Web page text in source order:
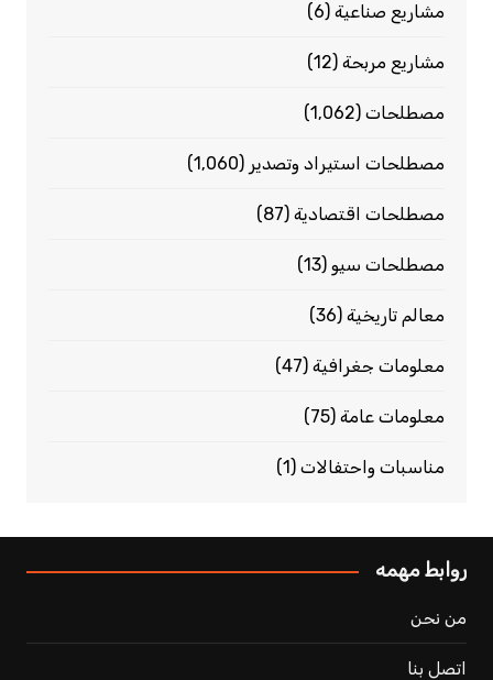
مشاريع صناعية(6)
مشاريع مربحة(12)
مصطلحات(1٬062)
مصطلحات استيراد وتصدير (1٬060)
مصطلحات اقتصادية(87)
مصطلحات سيو(13)
معالم تاريخية(36)
معلومات جغرافية(47)
معلومات عامة(75)
مناسبات واحتفالات(1)
روابط مهمه
من نحن
اتصل بنا